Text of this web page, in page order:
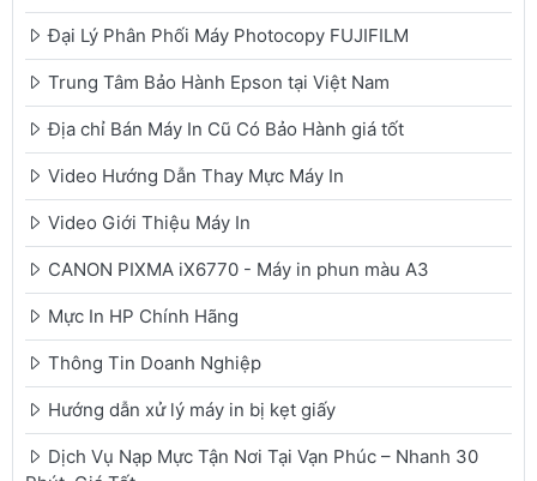
Đại Lý Phân Phối Máy Photocopy FUJIFILM
Trung Tâm Bảo Hành Epson tại Việt Nam
Địa chỉ Bán Máy In Cũ Có Bảo Hành giá tốt
Video Hướng Dẫn Thay Mực Máy In
Video Giới Thiệu Máy In
CANON PIXMA iX6770 - Máy in phun màu A3
Mực In HP Chính Hãng
Thông Tin Doanh Nghiệp
Hướng dẫn xử lý máy in bị kẹt giấy
Dịch Vụ Nạp Mực Tận Nơi Tại Vạn Phúc – Nhanh 30